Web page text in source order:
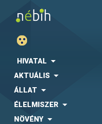
HIVATAL
AKTUÁLIS
ÁLLAT
ÉLELMISZER
NÖVÉNY